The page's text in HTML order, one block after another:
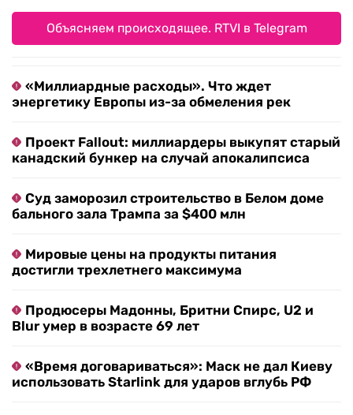
Объясняем происходящее. RTVI в Telegram
«Миллиардные расходы». Что ждет
энергетику Европы из-за обмеления рек
Проект Fallout: миллиардеры выкупят старый
канадский бункер на случай апокалипсиса
Суд заморозил строительство в Белом доме
бального зала Трампа за $400 млн
Мировые цены на продукты питания
достигли трехлетнего максимума
Продюсеры Мадонны, Бритни Спирс, U2 и
Blur умер в возрасте 69 лет
«Время договариваться»: Маск не дал Киеву
использовать Starlink для ударов вглубь РФ